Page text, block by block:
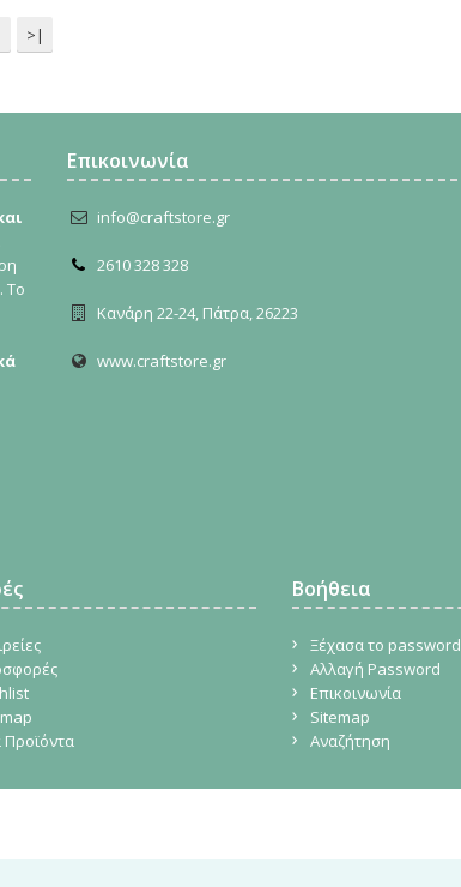
>|
Το
Επικοινωνία
info@craftstore.gr
2610 328 328
Κανάρη 22-24, Πάτρα, 26223
www.craftstore.gr
Προϊόντα
Βοήθεια
Ξέχασα το password
Αλλαγή Password
Επικοινωνία
Sitemap
Αναζήτηση